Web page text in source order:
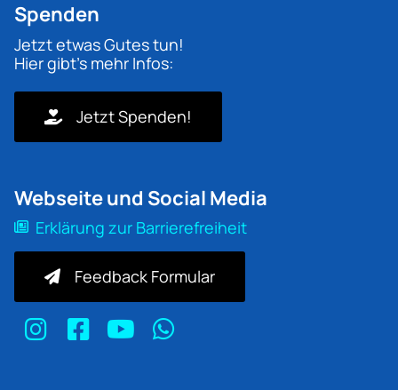
Spenden
Jetzt etwas Gutes tun!
Hier gibt's mehr Infos:
Jetzt Spenden!
Webseite und Social Media
Erklärung zur Barrierefreiheit
Feedback Formular